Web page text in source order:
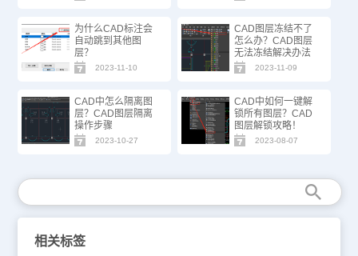
为什么CAD标注会
自动跳到其他图
层？
2023-11-10
CAD图层冻结不了
怎么办？CAD图层
无法冻结解决办法
2023-11-09
CAD中怎么隔离图
层？CAD图层隔离
操作步骤
2023-10-27
CAD中如何一键解
锁所有图层？CAD
图层解锁攻略！
2023-08-07
相关标签